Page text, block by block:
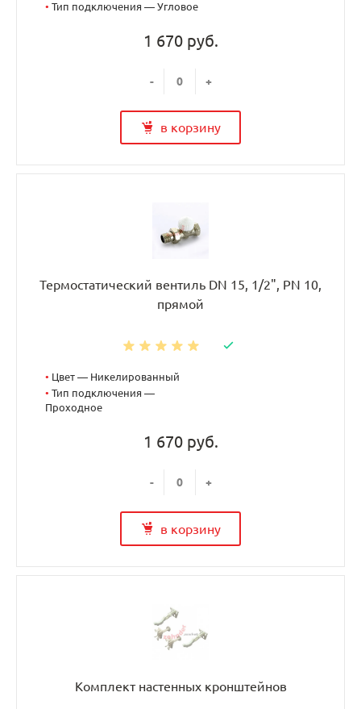
• Тип подключения — Угловое
1 670 руб.
- +
в корзину
Термостатический вентиль DN 15, 1/2", PN 10,
прямой
• Цвет — Никелированный
• Тип подключения —
Проходное
1 670 руб.
- +
в корзину
Комплект настенных кронштейнов